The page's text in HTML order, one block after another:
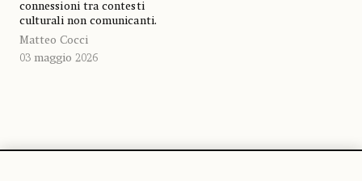
connessioni tra contesti
culturali non comunicanti.
Matteo Cocci
03 maggio 2026